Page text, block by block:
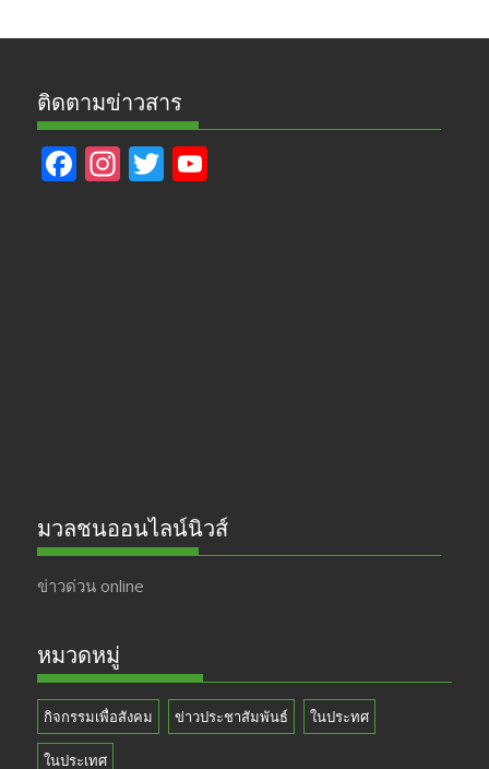
ติดตามข่าวสาร
F In T
มวลชนออนไลน์นิวส์
ข่าวด่วน online
หมวดหมู่
กิจกรรมเพื่อสังคม ข่าวประชาสัมพันธ์ ในประทศ
ในประเทศ